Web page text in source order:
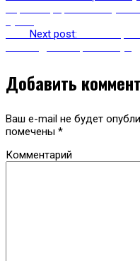
Next post:
Добавить
Ваш e-mail не будет
помечены *
Комментарий